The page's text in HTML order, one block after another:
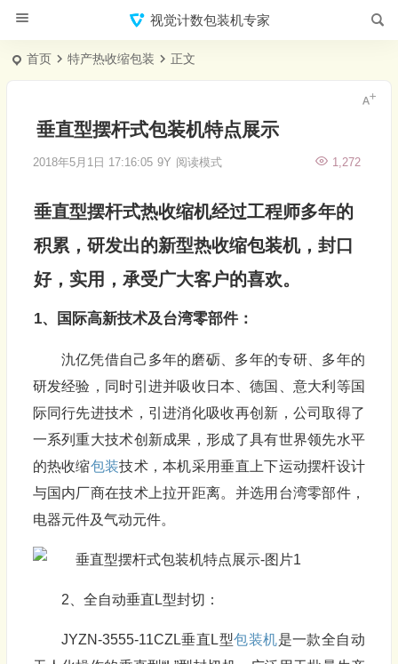
视觉计数包装机专家
首页 特产热收缩包装 正文
垂直型摆杆式包装机特点展示
2018年5月1日 17:16:05 9Y 1,272
阅读模式
垂直型摆杆式热收缩机经过工程师多年的
积累，研发出的新型热收缩包装机，封口
好，实用，承受广大客户的喜欢。
1、国际高新技术及台湾零部件：
氿亿凭借自己多年的磨砺、多年的专研、多年的
研发经验，同时引进并吸收日本、德国、意大利等国
际同行先进技术，引进消化吸收再创新，公司取得了
一系列重大技术创新成果，形成了具有世界领先水平
的热收缩包装技术，本机采用垂直上下运动摆杆设计
与国内厂商在技术上拉开距离。并选用台湾零部件，
电器元件及气动元件。
2、全自动垂直L型封切：
JYZN-3555-11CZL垂直L型包装机是一款全自动